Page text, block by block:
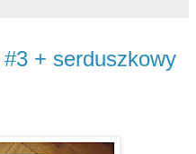
+ serduszkowy